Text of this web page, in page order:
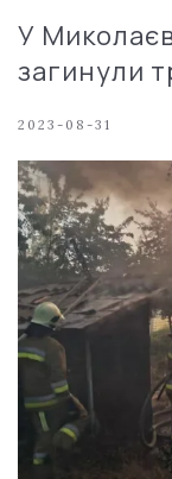
У
загинули
2023-08-31